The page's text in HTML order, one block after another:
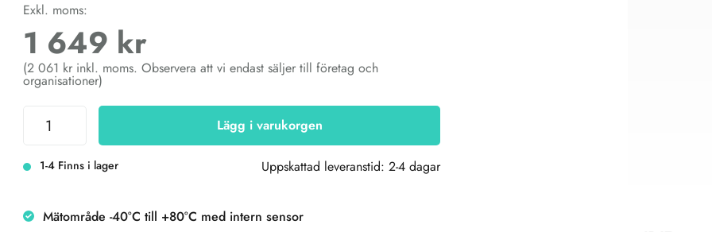
Exkl. moms:
1 649 kr
(2 061 kr inkl. moms. Observera att vi endast säljer till företag och
organisationer)
Lägg i varukorgen
1-4 Finns i lager Uppskattad leveranstid: 2-4 dagar
Mätområde -40°C till +80°C med intern sensor